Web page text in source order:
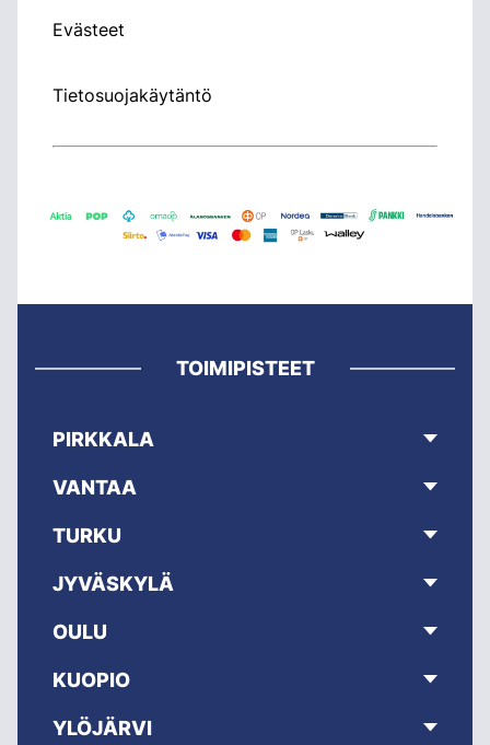
Evästeet
Tietosuojakäytäntö
TOIMIPISTEET
PIRKKALA
VANTAA
TURKU
JYVÄSKYLÄ
OULU
KUOPIO
YLÖJÄRVI